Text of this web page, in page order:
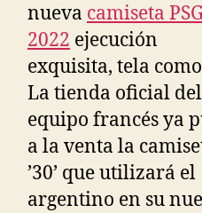
nueva camiseta
2022 ejecución
exquisita, tela
La tienda oficial del
equipo francés ya
a la venta la
’30’ que utilizará el
argentino en su